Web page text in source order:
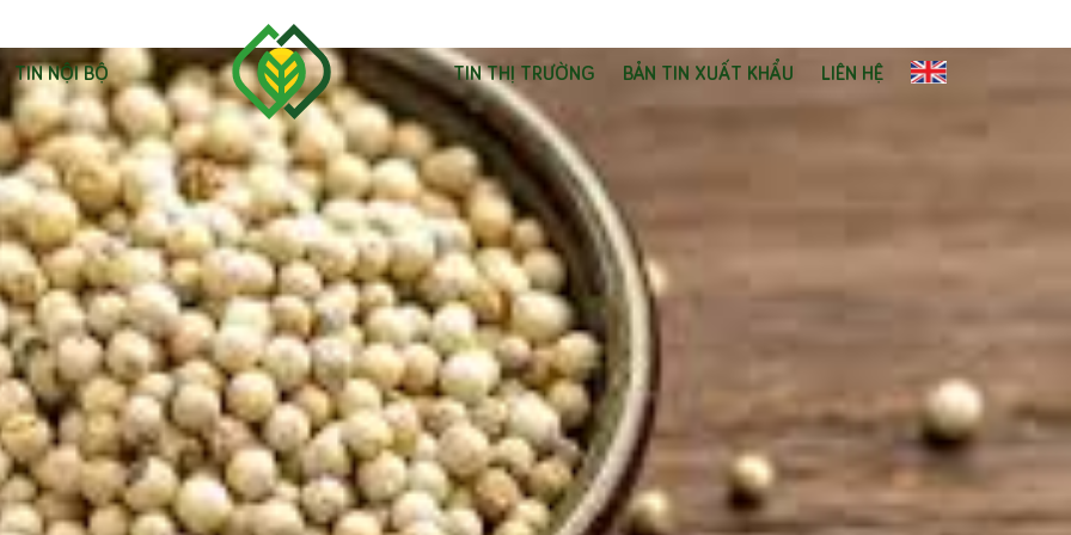
TIN NỘI BỘ TIN THỊ TRƯỜNG BẢN TIN XUẤT KHẨU LIÊN HỆ